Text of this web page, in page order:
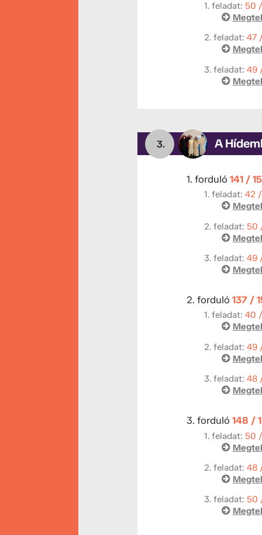
1. feladat: 50
2. feladat: 47
3. feladat: 49
3. A
1. forduló 141 /
1. feladat: 42
2. feladat: 50
3. feladat: 49
2. forduló 137 /
1. feladat: 40
2. feladat: 49
3. feladat: 48
3. forduló 148 /
1. feladat: 50
2. feladat: 48
3. feladat: 50